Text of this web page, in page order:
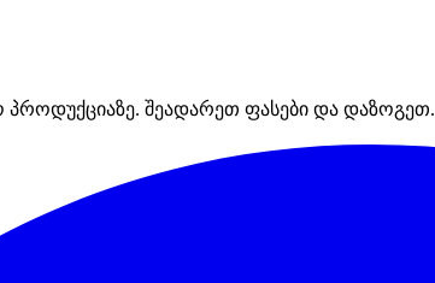
პროდუქციაზე. შეადარეთ ფასები და დაზოგეთ.